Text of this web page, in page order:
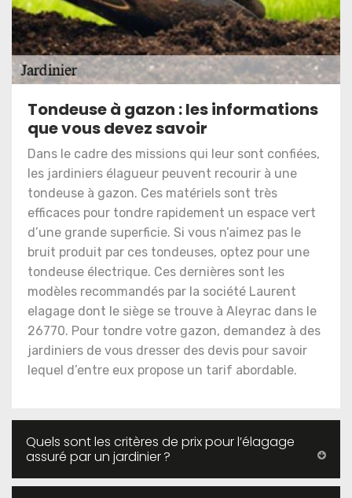
Tondeuse à gazon : les informations
que vous devez savoir
Dans le cadre des missions qui leur sont confiées,
les jardiniers élagueur peuvent recourir à une
tondeuse à gazon. Ces matériels sont très
efficaces pour tondre rapidement un espace vert
d’une grande superficie. Si vous n’aimez pas le
bruit produit par ces tondeuses, optez pour une
tondeuse électrique. Ces dernières sont les
modèles recommandés par la société Laurent
elagage dont le siège se trouve à Aleyrac dans le
26770. Pour tondre votre gazon, demandez à des
jardiniers de vous dresser des devis pour savoir
lequel d’entre eux propose un tarif abordable.
Quels sont les critères de prix pour l’élagage
assuré par un jardinier ?